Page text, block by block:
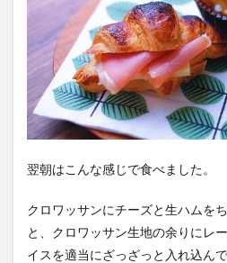
翌朝はこんな感じで食べました。
クロワッサンにチーズと生ハムを
と、クロワッサン生地の余りにレ
イスを適当にざっざっと入れ込ん